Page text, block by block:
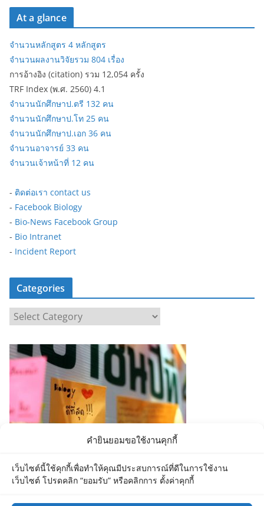
คำยินยอมขอใช้งานคุกกี้
เว็บไซต์นี้ใช้คุกกี้เพื่อทำให้คุณมีประสบการณ์ที่ดีในการใช้งาน
เว็บไซต์ โปรดคลิก “ยอมรับ” หรือคลิกการ ตั้งค่าคุกกี้
At a glance
จำนวนหลักสูตร 4 หลักสูตร
จำนวนผลงานวิจัยรวม 804 เรื่อง
การอ้างอิง (citation) รวม 12,054 ครั้ง
TRF Index (พ.ศ. 2560) 4.1
จำนวนนักศึกษาป.ตรี 132 คน
จำนวนนักศึกษาป.โท 25 คน
จำนวนนักศึกษาป.เอก 36 คน
จำนวนอาจารย์ 33 คน
จำนวนเจ้าหน้าที่ 12 คน
- ติดต่อเรา contact us
- Facebook Biology
- Bio-News Facebook Group
- Bio Intranet
- Incident Report
Categories
a
t
e
g
i